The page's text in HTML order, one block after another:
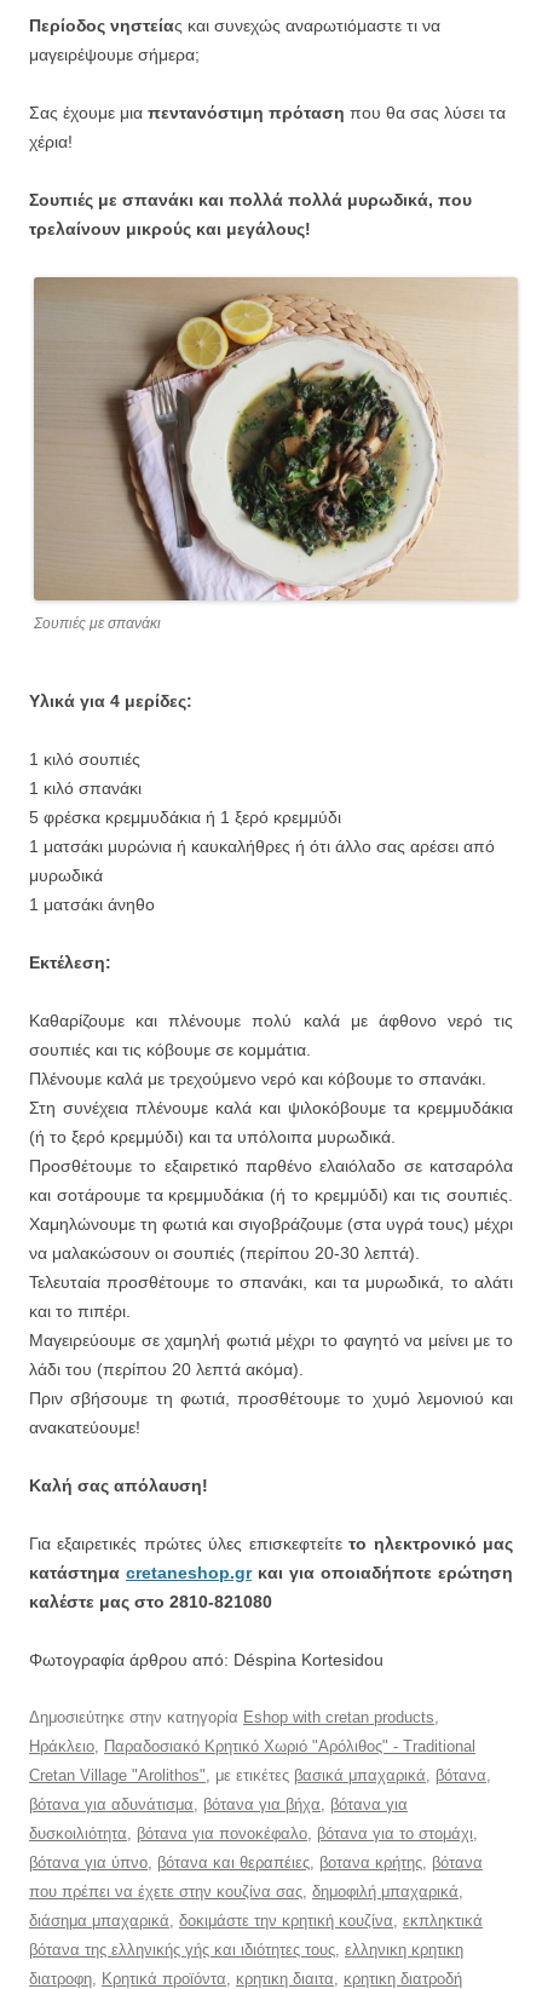
Περίοδος νηστείας και συνεχώς αναρωτιόμαστε τι να
μαγειρέψουμε σήμερα;
Σας έχουμε μια πεντανόστιμη πρόταση που θα σας λύσει τα
χέρια!
Σουπιές με σπανάκι και πολλά πολλά μυρωδικά, που
τρελαίνουν μικρούς και μεγάλους!
Σουπιές με σπανάκι
Υλικά για 4 μερίδες:
1 κιλό σουπιές
1 κιλό σπανάκι
5 φρέσκα κρεμμυδάκια ή 1 ξερό κρεμμύδι
1 ματσάκι μυρώνια ή καυκαλήθρες ή ότι άλλο σας αρέσει από
μυρωδικά
1 ματσάκι άνηθο
Εκτέλεση:
Καθαρίζουμε και πλένουμε πολύ καλά με άφθονο νερό τις
σουπιές και τις κόβουμε σε κομμάτια.
Πλένουμε καλά με τρεχούμενο νερό και κόβουμε το σπανάκι.
Στη συνέχεια πλένουμε καλά και ψιλοκόβουμε τα κρεμμυδάκια
(ή το ξερό κρεμμύδι) και τα υπόλοιπα μυρωδικά.
Προσθέτουμε το εξαιρετικό παρθένο ελαιόλαδο σε κατσαρόλα
και σοτάρουμε τα κρεμμυδάκια (ή το κρεμμύδι) και τις σουπιές.
Χαμηλώνουμε τη φωτιά και σιγοβράζουμε (στα υγρά τους) μέχρι
να μαλακώσουν οι σουπιές (περίπου 20-30 λεπτά).
Τελευταία προσθέτουμε το σπανάκι, και τα μυρωδικά, το αλάτι
και το πιπέρι.
Μαγειρεύουμε σε χαμηλή φωτιά μέχρι το φαγητό να μείνει με το
λάδι του (περίπου 20 λεπτά ακόμα).
Πριν σβήσουμε τη φωτιά, προσθέτουμε το χυμό λεμονιού και
ανακατεύουμε!
Καλή σας απόλαυση!
Για εξαιρετικές πρώτες ύλες επισκεφτείτετο ηλεκτρονικό μας
κατάστημα cretaneshop.grκαι για οποιαδήποτε ερώτηση
καλέστε μας στο 2810-821080
Φωτογραφία άρθρου από: Déspina Kortesidou
Δημοσιεύτηκε στην κατηγορία Eshop with cretan products
Ηράκλειο
Παραδοσιακό Κρητικό Χωριό "Αρόλιθος" - Traditional
Cretan Village "Arolithos" , με ετικέτες βασικά μπαχαρικά βότανα
βότανα για αδυνάτισμα
βότανα για βήχα
βότανα για
δυσκοιλιότητα
βότανα για πονοκέφαλο βότανα για το στομάχι
βότανα για ύπνο βότανα και θεραπέιες βοτανα κρήτης βότανα
που πρέπει να έχετε στην κουζίνα σας δημοφιλή μπαχαρικά
διάσημα μπαχαρικά δοκιμάστε την κρητική κουζίνα εκπληκτικά
βότανα της ελληνικής γής και ιδιότητες τους ελληνικη κρητικη
διατροφη
Κρητικά προϊόντα κρητικη διαιτα
κρητικη διατροδή